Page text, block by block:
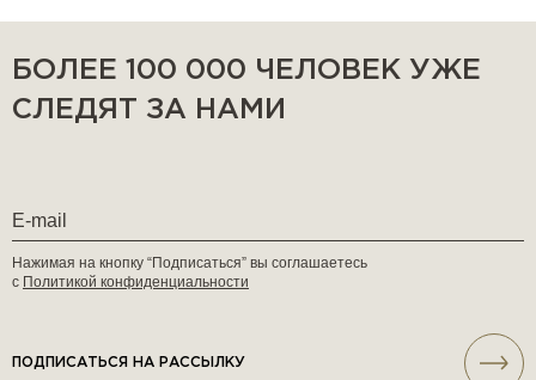
БОЛЕЕ 100 000 ЧЕЛОВЕК УЖЕ
СЛЕДЯТ ЗА НАМИ
Нажимая на кнопку “Подписаться” вы соглашаетесь
с Политикой конфиденциальности
ПОДПИСАТЬСЯ НА РАССЫЛКУ